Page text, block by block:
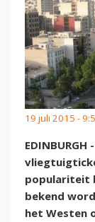
19 juli 2015 -
populariteit
bekend
het Westen